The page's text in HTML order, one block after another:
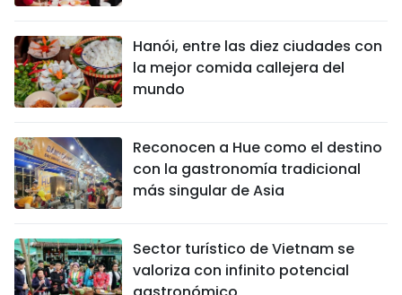
Hanói, entre las diez ciudades con
la mejor comida callejera del
mundo
Reconocen a Hue como el destino
con la gastronomía tradicional
más singular de Asia
Sector turístico de Vietnam se
valoriza con infinito potencial